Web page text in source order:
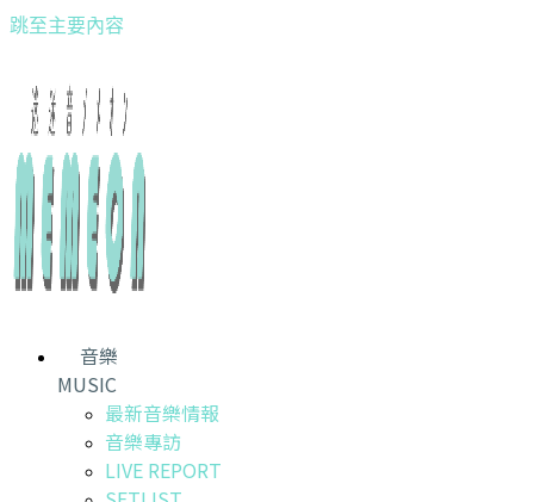
跳至主要內容
音樂
MUSIC
最新音樂情報
音樂專訪
LIVE REPORT